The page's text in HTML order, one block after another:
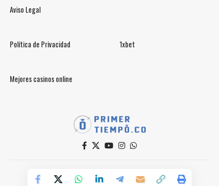
Aviso Legal
Política de Privacidad 1xbet
Mejores casinos online
Powered by Primer Tiempo Deportes SAS